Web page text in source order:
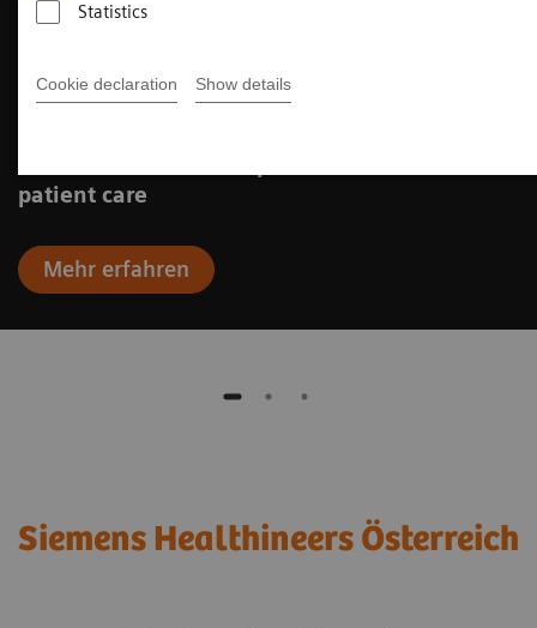
Statistics
Cookie declaration Show details
Spotlight:
patient care
Mehr erfahren
Siemens Healthineers Österreich